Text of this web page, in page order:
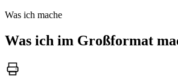
Was ich mache
Was ich im Großformat